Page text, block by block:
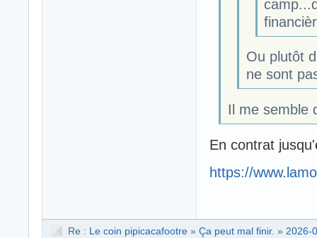
Ou plutôt
ne sont
Il me semble
En contrat
https://
Re : Le coin pipicacafootre » Ça peut mal finir. » 2026-